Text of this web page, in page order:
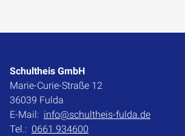
Schultheis GmbH
Marie-Curie-Straße 12
36039 Fulda
E-Mail: info@schultheis-fulda.de
Tel.: 0661 934600